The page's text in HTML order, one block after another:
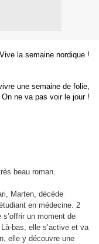
Vive la semaine nordique !
une semaine de folie,
On ne va pas voir le jour !
beau roman.
Marten, décède
en médecine. 2
un moment de
bas, elle s’active et va
elle y découvre une